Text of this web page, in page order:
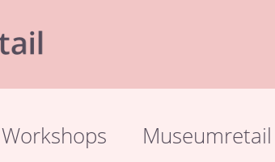
Workshops Museumretail